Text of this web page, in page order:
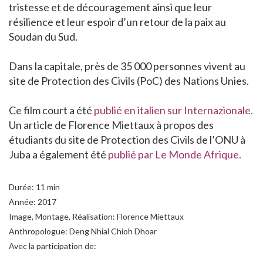
tristesse et de découragement ainsi que leur
résilience et leur espoir d’un retour de la paix au
Soudan du Sud.
Dans la capitale, près de 35 000 personnes vivent au
site de Protection des Civils (PoC) des Nations Unies.
Ce film court a été publié en italien sur Internazionale.
Un article de Florence Miettaux à propos des
étudiants du site de Protection des Civils de l’ONU à
Juba a également été publié par Le Monde Afrique.
Durée: 11 min
Année: 2017
Image, Montage, Réalisation: Florence Miettaux
Anthropologue: Deng Nhial Chioh Dhoar
Avec la participation de: